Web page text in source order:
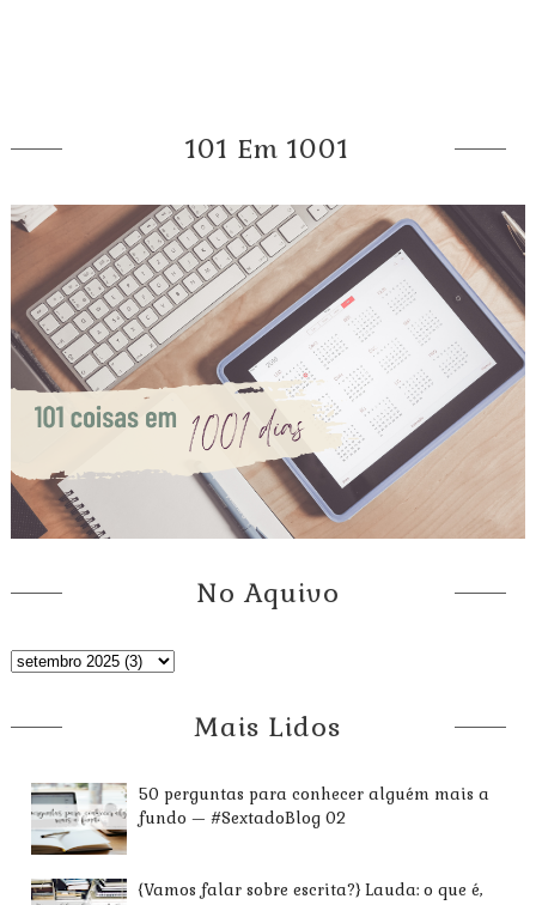
101 Em 1001
No Aquivo
Mais Lidos
50 perguntas para conhecer alguém mais a
fundo — #SextadoBlog 02
{Vamos falar sobre escrita?} Lauda: o que é,